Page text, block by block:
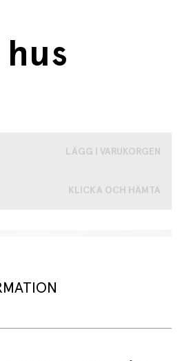
hus
LÄGG I VARUKORGEN
KLICKA OCH HÄMTA